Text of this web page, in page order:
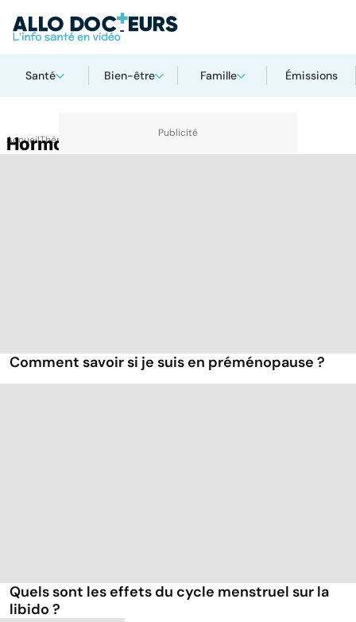
Santé Bien-être Famille Émissions
AccueilThématiques
Hormone
Comment savoir si je suis en préménopause ?
Quels sont les effets du cycle menstruel sur la
libido ?